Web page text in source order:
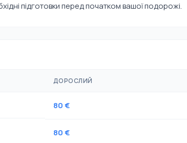
підготовки перед початком вашої подорожі.
ДОРОСЛИЙ
80 €
80 €